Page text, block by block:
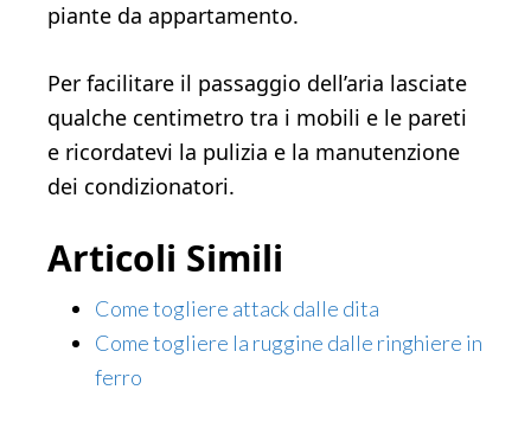
piante da appartamento.
Per facilitare il passaggio dell’aria lasciate
qualche centimetro tra i mobili e le pareti
e ricordatevi la pulizia e la manutenzione
dei condizionatori.
Articoli Simili
Come togliere attack dalle dita
Come togliere la ruggine dalle ringhiere in
ferro